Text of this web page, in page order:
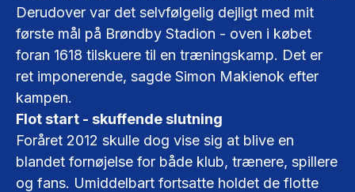
Derudover var det selvfølgelig dejligt med mit
første mål på Brøndby Stadion - oven i købet
foran 1618 tilskuere til en træningskamp. Det er
ret imponerende, sagde Simon Makienok efter
kampen.
Flot start - skuffende slutning
Foråret 2012 skulle dog vise sig at blive en
blandet fornøjelse for både klub, trænere, spillere
og fans. Umiddelbart fortsatte holdet de flotte